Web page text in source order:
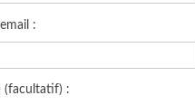
:
(facultatif) :